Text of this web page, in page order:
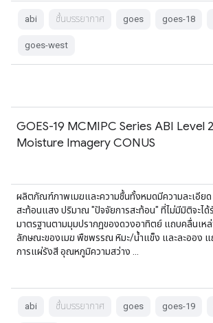
abi ชั้นบรรยากาศ goes goes-18
goes-west
GOES-19 MCMIPC Series ABI Level
Moisture Imagery CONUS
ผลิตภัณฑ์ภาพเมฆและความชื้นทั้งหมดมีความละเอียด
สะท้อนแสง ปริมาณ "ปัจจัยการสะท้อน" ที่ไม่มีมิติจะได้
มาตรฐานตามมุมปรากฏของดวงอาทิตย์ แถบคลื่นเหล่
ลักษณะของเมฆ พืชพรรณ หิมะ/น้ำแข็ง และละออง
การแผ่รังสี อุณหภูมิความสว่าง …
abi ชั้นบรรยากาศ goes goes-19